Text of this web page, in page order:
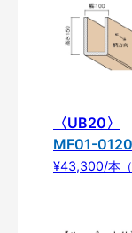
〈UB20〉
MF01-
¥43,300/本（